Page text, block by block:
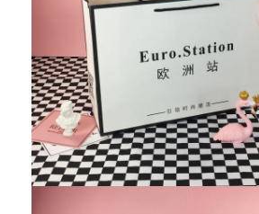
접는 종이 상자
카운터 디스플레이 박스
소매 선반 워블러
접착 스티커 브랜드
가방을 패키징하는 안면 마스크